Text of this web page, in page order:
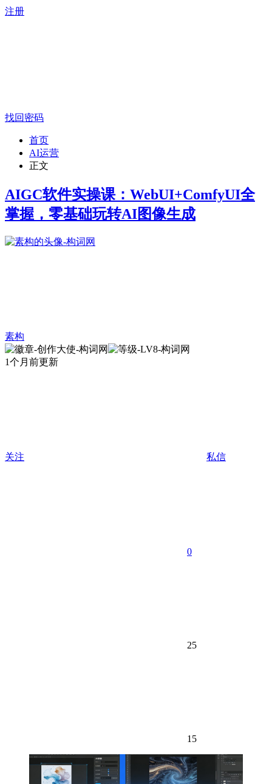
注册
找回密码
首页
AI运营
正文
AIGC软件实操课：WebUI+ComfyUI全
掌握，零基础玩转AI图像生成
素构
1个月前更新
关注 私信
0
25
15